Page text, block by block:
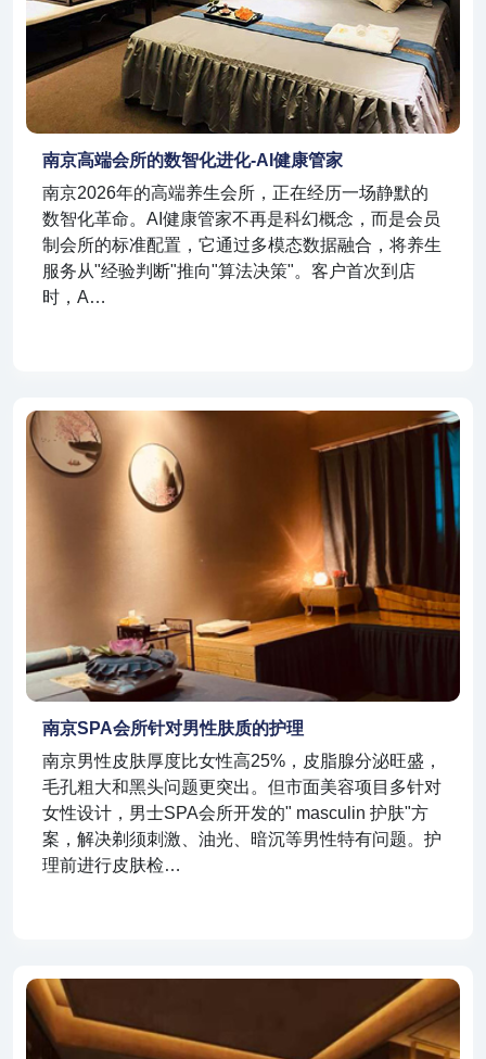
南京高端会所的数智化进化-AI健康管家
南京2026年的高端养生会所，正在经历一场静默的
数智化革命。AI健康管家不再是科幻概念，而是会员
制会所的标准配置，它通过多模态数据融合，将养生
服务从"经验判断"推向"算法决策"。客户首次到店
时，A…
南京SPA会所针对男性肤质的护理
南京男性皮肤厚度比女性高25%，皮脂腺分泌旺盛，
毛孔粗大和黑头问题更突出。但市面美容项目多针对
女性设计，男士SPA会所开发的" masculin 护肤"方
案，解决剃须刺激、油光、暗沉等男性特有问题。护
理前进行皮肤检…